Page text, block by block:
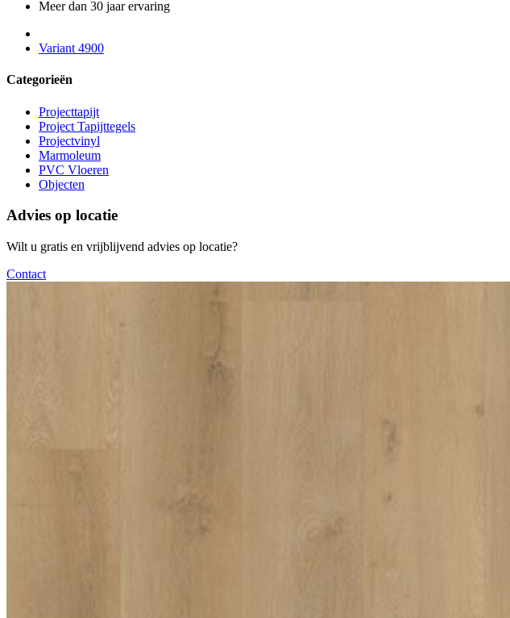
Meer dan 30 jaar ervaring
Variant 4900
Categorieën
Projecttapijt
Project Tapijttegels
Projectvinyl
Marmoleum
PVC Vloeren
Objecten
Advies op locatie
Wilt u gratis en vrijblijvend advies op locatie?
Contact